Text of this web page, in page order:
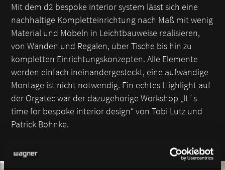
Mit dem d2 bespoke interior system lässt sich eine
nachhaltige Kompletteinrichtung nach Maß mit wenig
Material und Möbeln in Leichtbauweise realisieren,
von Wänden und Regalen, über Tische bis hin zu
kompletten Einrichtungskonzepten. Alle Elemente
werden einfach ineinandergesteckt, eine aufwändige
Montage ist nicht notwendig. Ein echtes Highlight auf
der Orgatec war der dazugehörige Workshop „It´s
time for bespoke interior design“ von Tobi Lutz und
Patrick Böhnke.